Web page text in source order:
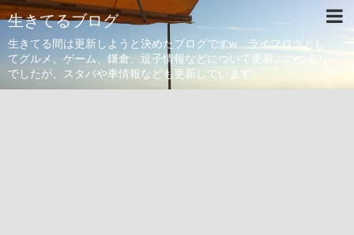
生きてるブログ
生きてる間は更新しようと決めたブログですw ライフログとし
てグルメ、ゲーム、鎌倉、逗子情報などについて更新。のつもり
でしたが、スタバや車情報なども更新しています。